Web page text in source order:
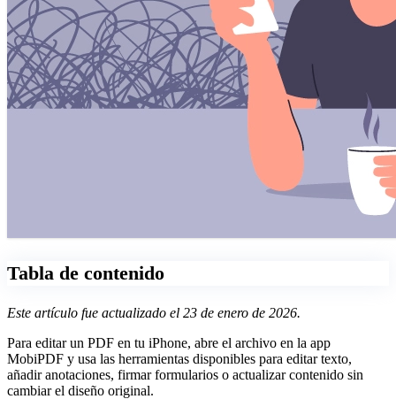
Tabla de contenido
Este artículo fue actualizado el 23 de enero de 2026.
Para editar un PDF en tu iPhone, abre el archivo en la app
MobiPDF y usa las herramientas disponibles para editar texto,
añadir anotaciones, firmar formularios o actualizar contenido sin
cambiar el diseño original.